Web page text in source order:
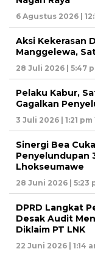
6 Agustus 2026 |
Aksi Kekerasan
Manggelewa,
28 Juli 2026 | 5:47
Pelaku Kabur,
Gagalkan
3 Juli 2026 | 1:21 pm
Sinergi Bea
Penyelundupan
Lhokseumawe
28 Juni 2026 | 5:23
DPRD Langkat
Desak Audit
Diklaim PT LNK
22 Juni 2026 | 1:14